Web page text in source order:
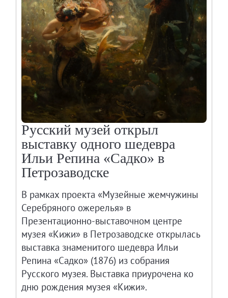
Русский музей открыл
выставку одного шедевра
Ильи Репина «Садко» в
Петрозаводске
В рамках проекта «Музейные жемчужины
Серебряного ожерелья» в
Презентационно-выставочном центре
музея «Кижи» в Петрозаводске открылась
выставка знаменитого шедевра Ильи
Репина «Садко» (1876) из собрания
Русского музея. Выставка приурочена ко
дню рождения музея «Кижи».